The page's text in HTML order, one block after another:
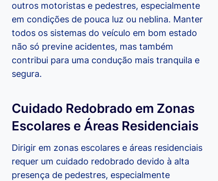
outros motoristas e pedestres, especialmente
em condições de pouca luz ou neblina. Manter
todos os sistemas do veículo em bom estado
não só previne acidentes, mas também
contribui para uma condução mais tranquila e
segura.
Cuidado Redobrado em Zonas
Escolares e Áreas Residenciais
Dirigir em zonas escolares e áreas residenciais
requer um cuidado redobrado devido à alta
presença de pedestres, especialmente